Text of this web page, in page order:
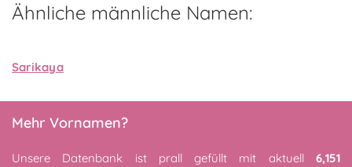
Ähnliche männliche Namen:
Sarikaya
Mehr Vornamen?
Unsere Datenbank ist prall gefüllt mit aktuell 6,151